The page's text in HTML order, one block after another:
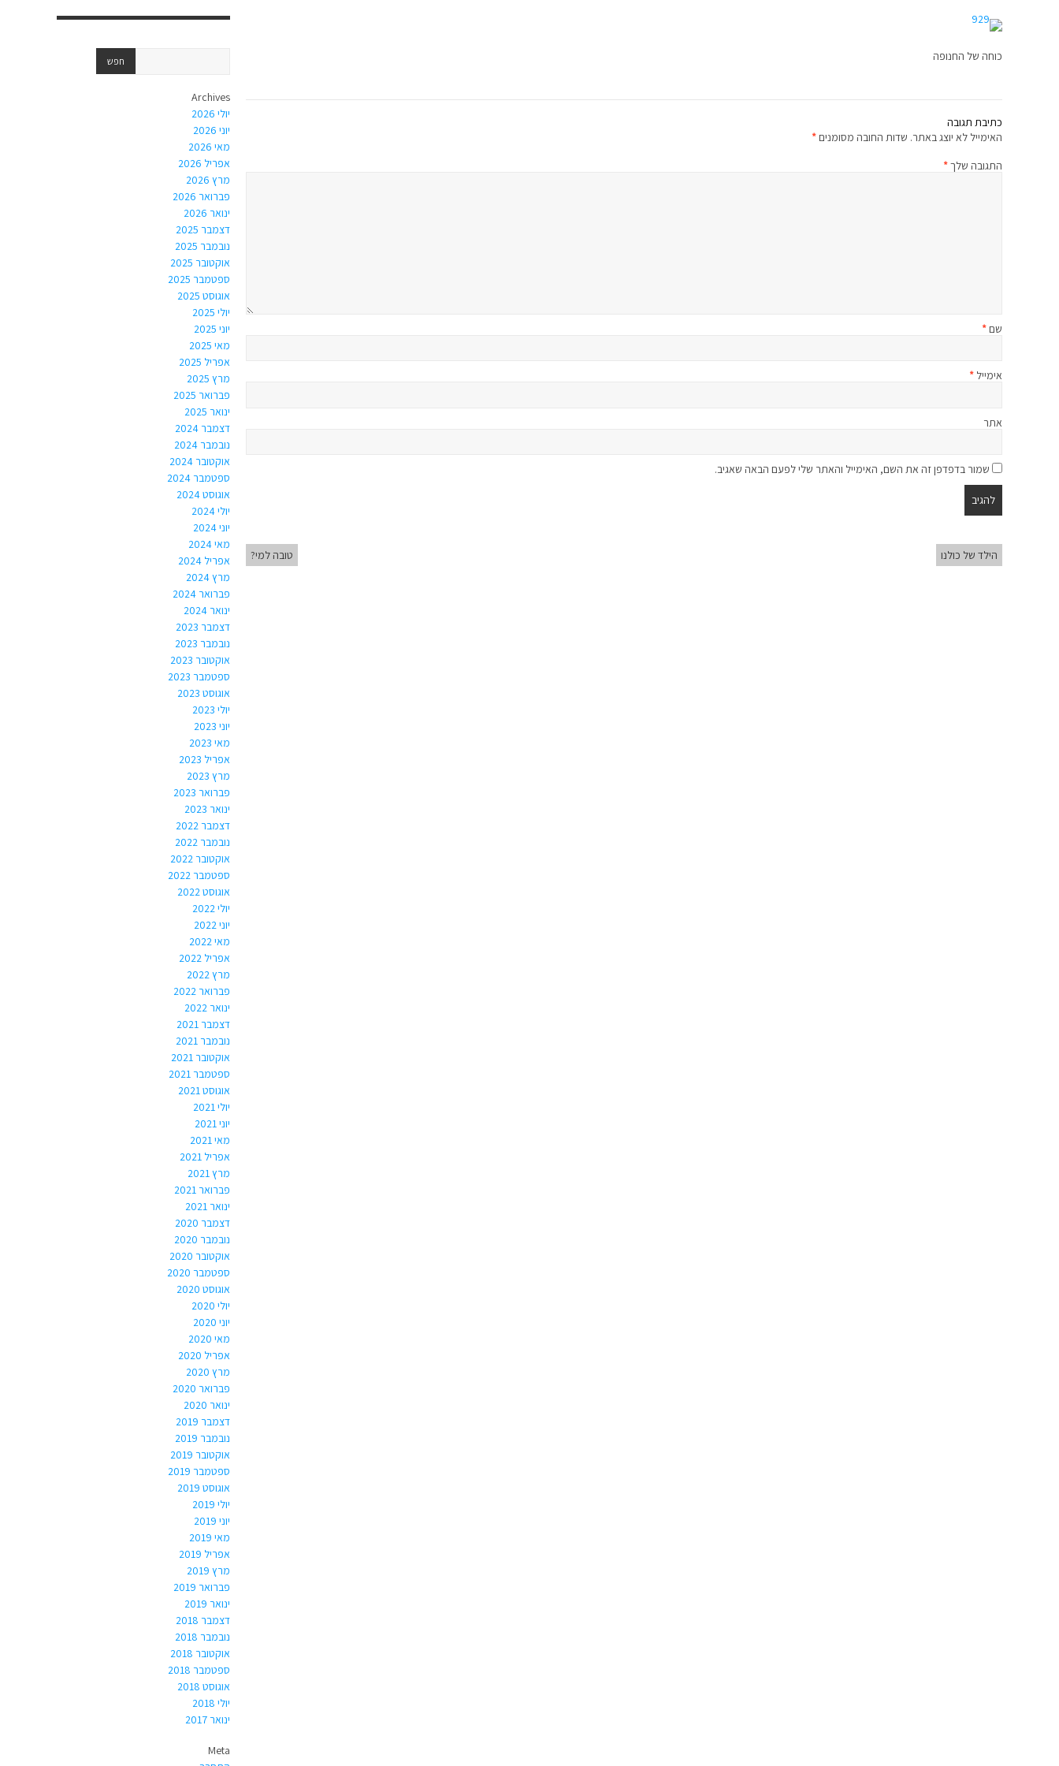
כוחה של החנופה
כתיבת תגובה
האימייל לא יוצג באתר. שדות החובה מסומנים*
התגובה שלך*
שם*
אימייל *
אתר
שמור בדפדפן זה את השם, האימייל והאתר שלי לפעם הבאה שאגיב.
הילד של כולנו טובה למי?
Archives
יולי 2026
יוני 2026
מאי 2026
אפריל 2026
מרץ 2026
פברואר 2026
ינואר 2026
דצמבר 2025
נובמבר 2025
אוקטובר 2025
ספטמבר 2025
אוגוסט 2025
יולי 2025
יוני 2025
מאי 2025
אפריל 2025
מרץ 2025
פברואר 2025
ינואר 2025
דצמבר 2024
נובמבר 2024
אוקטובר 2024
ספטמבר 2024
אוגוסט 2024
יולי 2024
יוני 2024
מאי 2024
אפריל 2024
מרץ 2024
פברואר 2024
ינואר 2024
דצמבר 2023
נובמבר 2023
אוקטובר 2023
ספטמבר 2023
אוגוסט 2023
יולי 2023
יוני 2023
מאי 2023
אפריל 2023
מרץ 2023
פברואר 2023
ינואר 2023
דצמבר 2022
נובמבר 2022
אוקטובר 2022
ספטמבר 2022
אוגוסט 2022
יולי 2022
יוני 2022
מאי 2022
אפריל 2022
מרץ 2022
פברואר 2022
ינואר 2022
דצמבר 2021
נובמבר 2021
אוקטובר 2021
ספטמבר 2021
אוגוסט 2021
יולי 2021
יוני 2021
מאי 2021
אפריל 2021
מרץ 2021
פברואר 2021
ינואר 2021
דצמבר 2020
נובמבר 2020
אוקטובר 2020
ספטמבר 2020
אוגוסט 2020
יולי 2020
יוני 2020
מאי 2020
אפריל 2020
מרץ 2020
פברואר 2020
ינואר 2020
דצמבר 2019
נובמבר 2019
אוקטובר 2019
ספטמבר 2019
אוגוסט 2019
יולי 2019
יוני 2019
מאי 2019
אפריל 2019
מרץ 2019
פברואר 2019
ינואר 2019
דצמבר 2018
נובמבר 2018
אוקטובר 2018
ספטמבר 2018
אוגוסט 2018
יולי 2018
ינואר 2017
Meta